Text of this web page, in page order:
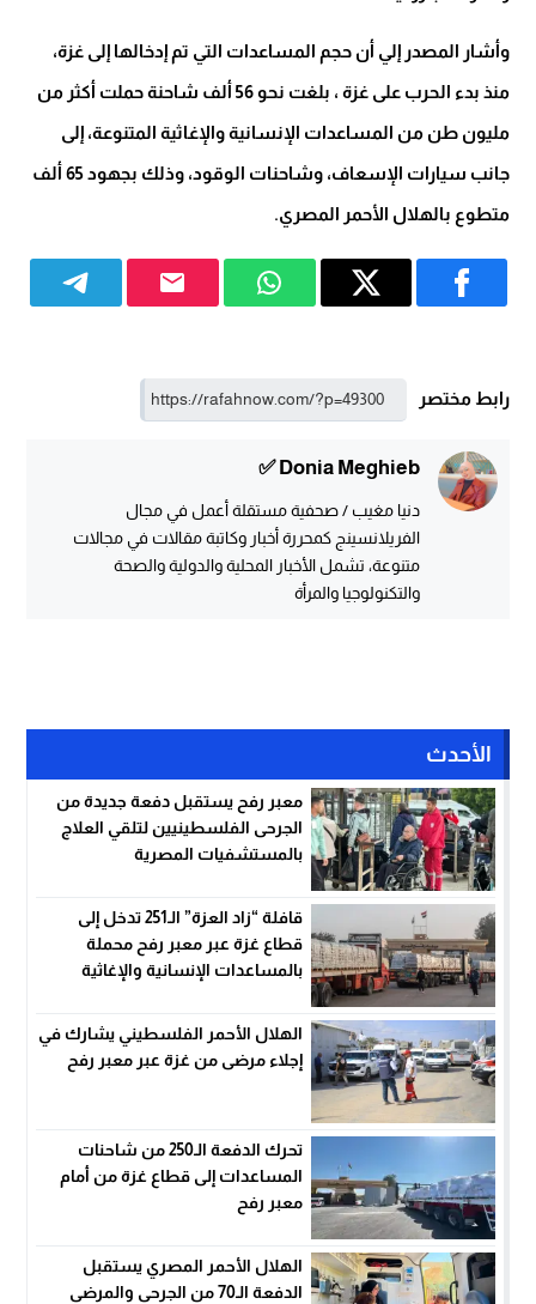
وأشار المصدر إلي أن حجم المساعدات التي تم إدخالها إلى غزة،
منذ بدء الحرب على غزة ، بلغت نحو 56 ألف شاحنة حملت أكثر من
مليون طن من المساعدات الإنسانية والإغاثية المتنوعة، إلى
جانب سيارات الإسعاف، وشاحنات الوقود، وذلك بجهود 65 ألف
متطوع بالهلال الأحمر المصري.
رابط مختصر
Donia Meghieb ✅
دنيا مغيب / صحفية مستقلة أعمل في مجال
الفريلانسينج كمحررة أخبار وكاتبة مقالات في مجالات
متنوعة، تشمل الأخبار المحلية والدولية والصحة
والتكنولوجيا والمرأة
الأحدث
معبر رفح يستقبل دفعة جديدة من
الجرحى الفلسطينيين لتلقي العلاج
بالمستشفيات المصرية
قافلة “زاد العزة” الـ251 تدخل إلى
قطاع غزة عبر معبر رفح محملة
بالمساعدات الإنسانية والإغاثية
الهلال الأحمر الفلسطيني يشارك في
إجلاء مرضى من غزة عبر معبر رفح
تحرك الدفعة الـ250 من شاحنات
المساعدات إلى قطاع غزة من أمام
معبر رفح
الهلال الأحمر المصري يستقبل
الدفعة الـ70 من الجرحى والمرضى